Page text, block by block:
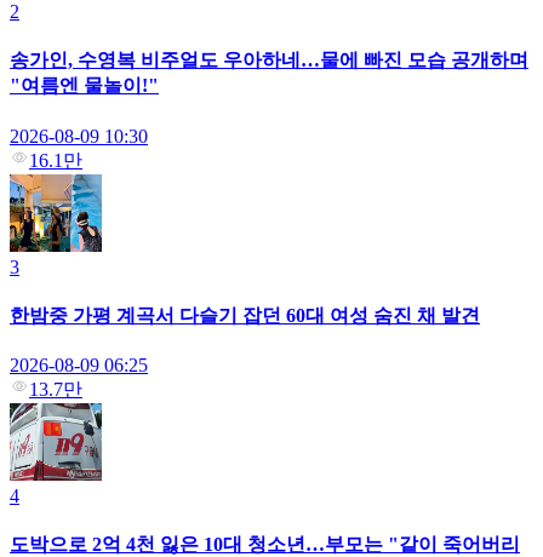
2
송가인, 수영복 비주얼도 우아하네…물에 빠진 모습 공개하며
"여름엔 물놀이!"
2026-08-09 10:30
16.1만
3
한밤중 가평 계곡서 다슬기 잡던 60대 여성 숨진 채 발견
2026-08-09 06:25
13.7만
4
도박으로 2억 4천 잃은 10대 청소년…부모는 "같이 죽어버리